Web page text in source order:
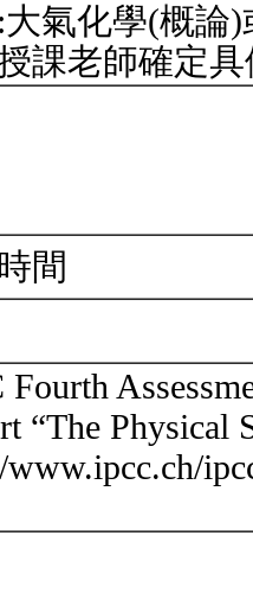
氣化學(概論
課老師確定
間
Fourth
“The Physical